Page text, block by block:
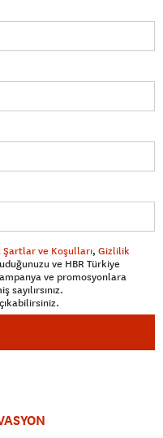
Şartlar ve Koşulları, Gizlilik
ve HBR Türkiye
ve promosyonlara